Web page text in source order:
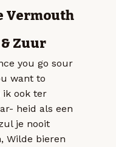
Vermouth
Zuur
you go sour
want to
ik ook ter
heid als een
je nooit
Wilde bieren